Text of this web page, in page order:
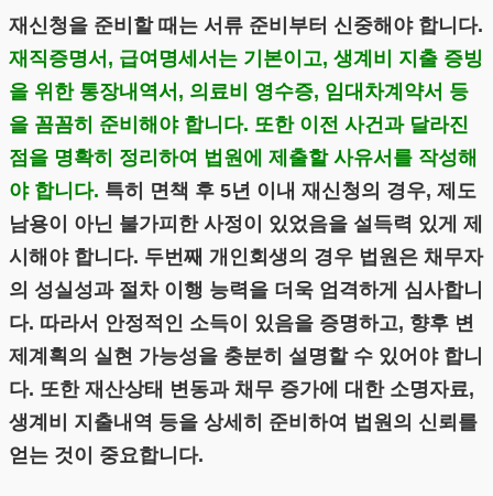
재신청을 준비할 때는 서류 준비부터 신중해야 합니다.
재직증명서, 급여명세서는 기본이고, 생계비 지출 증빙
을 위한 통장내역서, 의료비 영수증, 임대차계약서 등
을 꼼꼼히 준비해야 합니다. 또한 이전 사건과 달라진
점을 명확히 정리하여 법원에 제출할 사유서를 작성해
야 합니다. 특히 면책 후 5년 이내 재신청의 경우, 제도
남용이 아닌 불가피한 사정이 있었음을 설득력 있게 제
시해야 합니다. 두번째 개인회생의 경우 법원은 채무자
의 성실성과 절차 이행 능력을 더욱 엄격하게 심사합니
다. 따라서 안정적인 소득이 있음을 증명하고, 향후 변
제계획의 실현 가능성을 충분히 설명할 수 있어야 합니
다. 또한 재산상태 변동과 채무 증가에 대한 소명자료,
생계비 지출내역 등을 상세히 준비하여 법원의 신뢰를
얻는 것이 중요합니다.